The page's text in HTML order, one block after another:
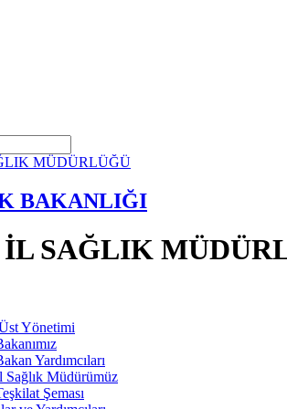
BAKANLIĞI
SAĞLIK
Yönetimi
Yardımcıları
Sağlık Müdürümüz
Şeması